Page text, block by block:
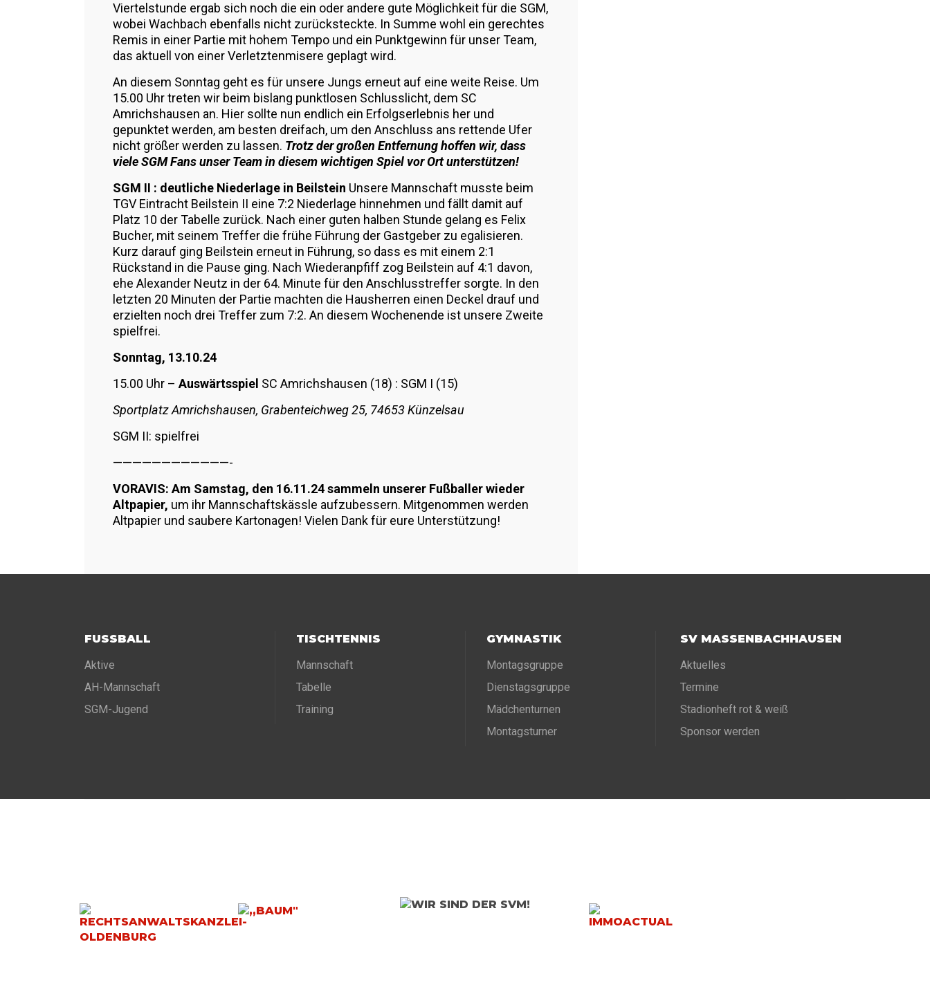
Viertelstunde ergab sich noch die ein oder andere gute Möglichkeit für die SGM,
wobei Wachbach ebenfalls nicht zurücksteckte. In Summe wohl ein gerechtes
Remis in einer Partie mit hohem Tempo und ein Punktgewinn für unser Team,
das aktuell von einer Verletztenmisere geplagt wird.
An diesem Sonntag geht es für unsere Jungs erneut auf eine weite Reise. Um
15.00 Uhr treten wir beim bislang punktlosen Schlusslicht, dem SC
Amrichshausen an. Hier sollte nun endlich ein Erfolgserlebnis her und
gepunktet werden, am besten dreifach, um den Anschluss ans rettende Ufer
nicht größer werden zu lassen. Trotz der großen Entfernung hoffen wir, dass
viele SGM Fans unser Team in diesem wichtigen Spiel vor Ort unterstützen!
SGM II : deutliche Niederlage in Beilstein Unsere Mannschaft musste beim
TGV Eintracht Beilstein II eine 7:2 Niederlage hinnehmen und fällt damit auf
Platz 10 der Tabelle zurück. Nach einer guten halben Stunde gelang es Felix
Bucher, mit seinem Treffer die frühe Führung der Gastgeber zu egalisieren.
Kurz darauf ging Beilstein erneut in Führung, so dass es mit einem 2:1
Rückstand in die Pause ging. Nach Wiederanpfiff zog Beilstein auf 4:1 davon,
ehe Alexander Neutz in der 64. Minute für den Anschlusstreffer sorgte. In den
letzten 20 Minuten der Partie machten die Hausherren einen Deckel drauf und
erzielten noch drei Treffer zum 7:2. An diesem Wochenende ist unsere Zweite
spielfrei.
Sonntag, 13.10.24
15.00 Uhr – Auswärtsspiel SC Amrichshausen (18) : SGM I (15)
Sportplatz Amrichshausen, Grabenteichweg 25, 74653 Künzelsau
SGM II: spielfrei
————————————-
VORAVIS: Am Samstag, den 16.11.24 sammeln unserer Fußballer wieder
Altpapier, um ihr Mannschaftskässle aufzubessern. Mitgenommen werden
Altpapier und saubere Kartonagen! Vielen Dank für eure Unterstützung!
FUSSBALL
Aktive
AH-Mannschaft
SGM-Jugend
TISCHTENNIS
Mannschaft
Tabelle
Training
GYMNASTIK
Montagsgruppe
Dienstagsgruppe
Mädchenturnen
Montagsturner
SV MASSENBACHHAUSEN
Aktuelles
Termine
Stadionheft rot & weiß
Sponsor werden